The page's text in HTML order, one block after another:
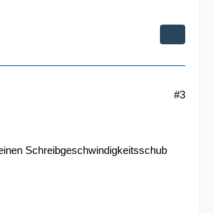
#3
Schreibgeschwindigkeitsschub